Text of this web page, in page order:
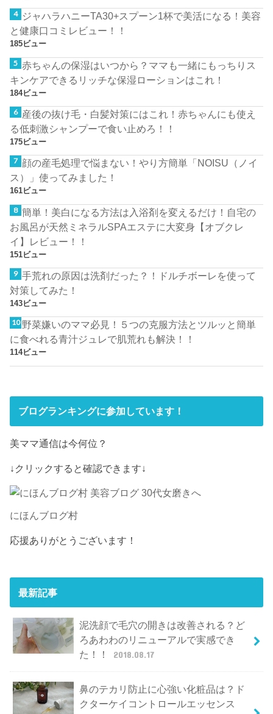
ジャハラハニーTA30+スプーン1杯で美活になる！美容
と健康口コミレビュー！！
185ビュー
赤ちゃんの保湿はいつから？ママも一緒にもっちりス
キンケアできるリッチな保湿ローションはこれ！
184ビュー
産後の抜け毛・白髪対策にはこれ！赤ちゃんにも使え
る低刺激シャンプーで食い止めろ！！
175ビュー
顔の産毛処理で悩まない！やり方簡単「NOISU（ノイ
ス）」使ってみました！
161ビュー
簡単！美白になる方法は入浴剤を変えるだけ！自宅の
お風呂が天然ミネラルSPAエステに大変身【オブクレ
イ】レビュー！！
151ビュー
手荒れの原因は洗剤だった？！ドルチボーレを使って
対策してみた！
143ビュー
野菜嫌いのママ必見！５つの克服方法とツルッと簡単
に食べれる青汁ジュレで肌荒れも解決！！
114ビュー
ブログランキングに参加しています！
美ママ通信は今何位？
↓クリックすると確認できます↓
にほんブログ村
応援ありがとうございます！
最新記事
泥洗顔で毛穴の開きは改善される？ど
ろあわわのリニューアルで実感でき
た！！
2018.08.17
鼻のテカリ防止に心強い化粧品は？ド
クターケイコントロールエッセンス